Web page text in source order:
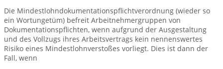
Die Mindestlohndokumentationspflichtverordnung (wieder so
ein Wortungetüm) befreit Arbeitnehmergruppen von
Dokumentationspflichten, wenn aufgrund der Ausgestaltung
und des Vollzugs ihres Arbeitsvertrags kein nennenswertes
Risiko eines Mindestlohnverstoßes vorliegt. Dies ist dann der
Fall, wenn